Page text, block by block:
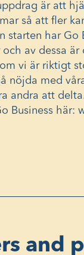
är att
så att fler
starten har
av dessa
vi är riktigt
nöjda med
andra att
Business här:
and